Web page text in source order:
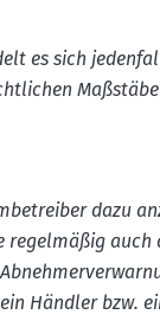
es sich
dazu
regel­mäßig
Händler bzw.